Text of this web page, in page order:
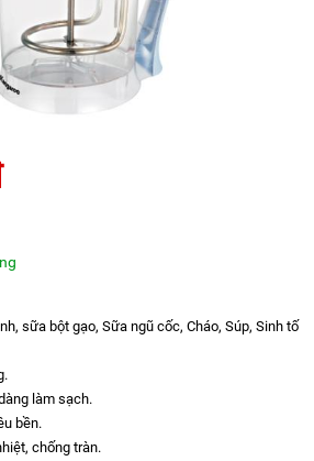
sữa bột gạo, Sữa ngũ cốc, Cháo, Súp, Sinh tố
làm sạch.
bền.
chống tràn.